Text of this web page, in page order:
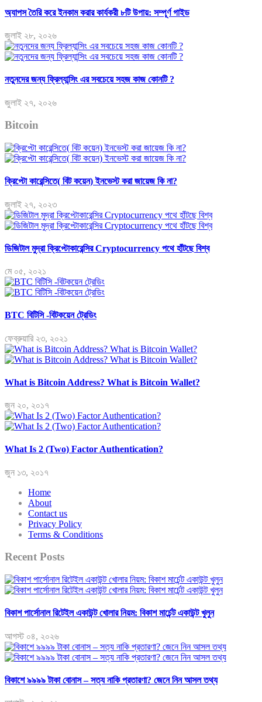
অ্যাপস তৈরি করে ইনকাম করার কার্যকরী ৮টি উপায়: সম্পূর্ণ গাইড
জুলাই ২৮, ২০২৬
নতুনদের জন্য ফ্রিল্যান্সিং এর সবচেয়ে সহজ কাজ কোনটি ?
জুলাই ২৭, ২০২৬
Bitcoin
ক্রিপ্টো কারেন্সিতে( বিট কয়েন) ইনভেস্ট করা জায়েজ কি না?
জুলাই ২৭, ২০২৩
ডিজিটাল মুদ্রা ক্রিপ্টোকারেন্সির Cryptocurrency পথে হাঁটছে বিশ্ব
মে ০৫, ২০২১
BTC বিটিসি -বিটকয়েন ট্রেডিং
ফেব্রুয়ারি ২৩, ২০২১
What is Bitcoin Address? What is Bitcoin Wallet?
জুন ২০, ২০১৭
What Is 2 (Two) Factor Authentication?
জুন ১৩, ২০১৭
Home
About
Contact us
Privacy Policy
Terms & Conditions
Recent Posts
বিকাশ পার্সোনাল রিটেইল একাউন্ট খোলার নিয়ম: বিকাশ মার্চেন্ট একাউন্ট খুলুন
আগস্ট ০৪, ২০২৬
বিকাশে ৯৯৯৯ টাকা বোনাস – সত্য নাকি প্রতারণা? জেনে নিন আসল তথ্য